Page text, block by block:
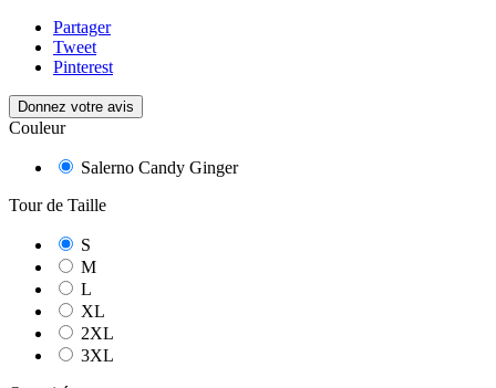
Partager
Tweet
Pinterest
Donnez votre avis
Couleur
Salerno Candy Ginger
Tour de Taille
S
M
L
XL
2XL
3XL